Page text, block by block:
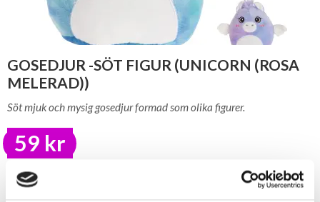
GOSEDJUR -SÖT FIGUR (UNICORN (ROSA
MELERAD))
Söt mjuk och mysig gosedjur formad som olika figurer.
59 kr
LAGER I SVERIGE, SNABB LEVERANS ÖPPET KÖP I 30 DAGAR